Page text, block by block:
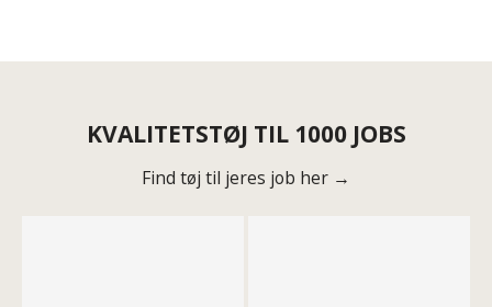
KVALITETSTØJ TIL 1000 JOBS
Find tøj til jeres job her →